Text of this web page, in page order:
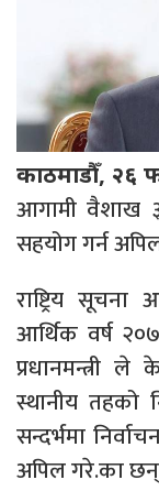
काठमाडौँ, २६
आगामी वैशाख
सहयोग गर्न
राष्ट्रिय
आर्थिक वर्ष
प्रधानमन्त्री
स्थानीय तहको
सन्दर्भमा
अपिल गरे.का